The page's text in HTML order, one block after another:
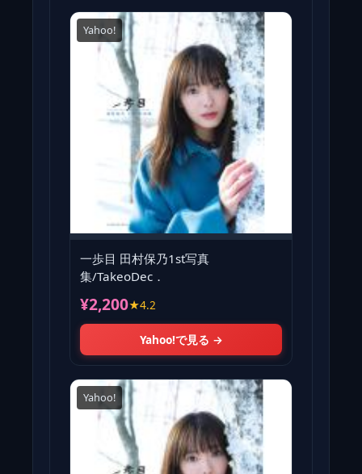
Yahoo!
一歩目 田村保乃1st写真
集/TakeoDec．
¥2,200★4.2
Yahoo!で見る →
Yahoo!